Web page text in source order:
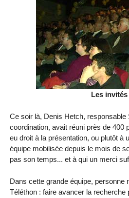
Les invités
Ce soir là, Denis Hetch, responsable
coordination, avait réuni près de 400
eu droit à la présentation, ou plutôt à
équipe mobilisée depuis le mois de
pas son temps... et à qui un merci
Dans cette grande équipe, personne
Téléthon : faire avancer la recherche